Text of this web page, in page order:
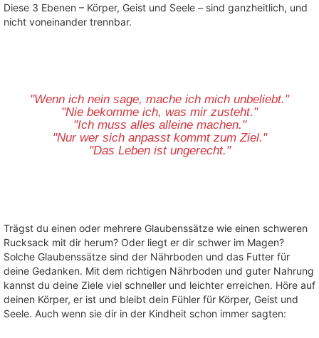
Diese 3 Ebenen – Körper, Geist und Seele – sind ganzheitlich, und
nicht voneinander trennbar.
"Wenn ich nein sage, mache ich mich unbeliebt."
"Nie bekomme ich, was mir zusteht."
"Ich muss alles alleine machen."
"Nur wer sich anpasst kommt zum Ziel."
"Das Leben ist ungerecht."
Trägst du einen oder mehrere Glaubenssätze wie einen schweren
Rucksack mit dir herum? Oder liegt er dir schwer im Magen?
Solche Glaubenssätze sind der Nährboden und das Futter für
deine Gedanken. Mit dem richtigen Nährboden und guter Nahrung
kannst du deine Ziele viel schneller und leichter erreichen. Höre auf
deinen Körper, er ist und bleibt dein Fühler für Körper, Geist und
Seele. Auch wenn sie dir in der Kindheit schon immer sagten: